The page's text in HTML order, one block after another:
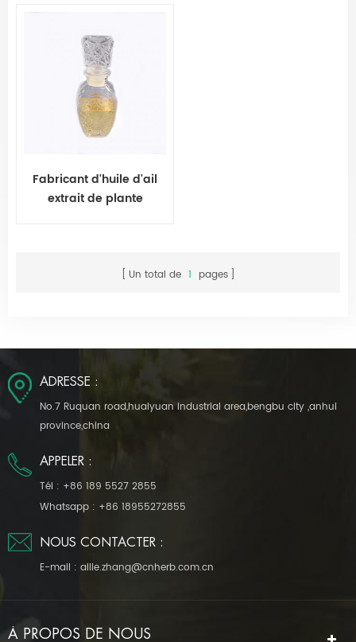
Fabricant d'huile d'ail
extrait de plante
Un total de 1 pages
ADRESSE :
No.7 Ruquan road,huaiyuan industrial area,bengbu city ,anhui
province,china
APPELER :
Tél : +86 189 5527 2855
Whatsapp : +86 18955272855
NOUS CONTACTER :
E-mail : allie.zhang@cnherb.com.cn
À PROPOS DE NOUS